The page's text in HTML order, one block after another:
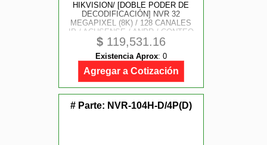
HIKVISION/ [DOBLE PODER DE
DECODIFICACIÓN] NVR 32
MEGAPIXEL (8K) / 128 CANALES
IP / ACUSENSE / ANPR / CONTEO
DE PERSONAS / 16 BAHÍAS DE
DISCO DURO / 2 TARJETAS DE
RED / SOPORTA RAID CON HOT
SWAP / 2
$ 119,531.16
Existencia Aprox: 0
Agregar a Cotización
# Parte: NVR-104H-D/4P(D)